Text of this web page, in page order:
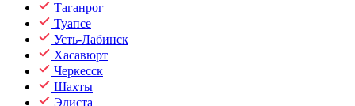
Таганрог
Туапсе
Усть-Лабинск
Хасавюрт
Черкесск
Шахты
Элиста